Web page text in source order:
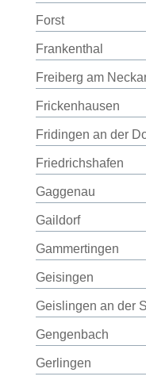
Forst
Frankenthal
Freiberg am
Frickenhausen
Fridingen an der
Friedrichshafen
Gaggenau
Gaildorf
Gammertingen
Geisingen
Geislingen an der
Gengenbach
Gerlingen